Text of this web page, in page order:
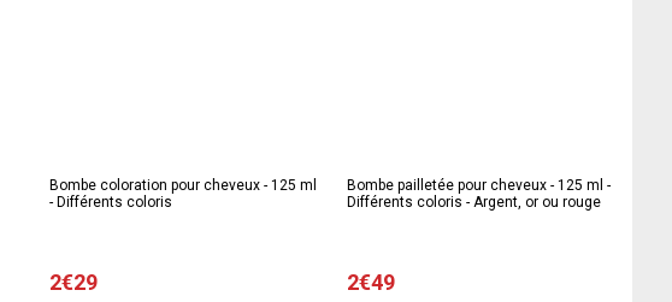
Bombe coloration pour cheveux - 125 ml
- Différents coloris
2€29
Bombe pailletée pour cheveux - 125 ml -
Différents coloris - Argent, or ou rouge
2€49